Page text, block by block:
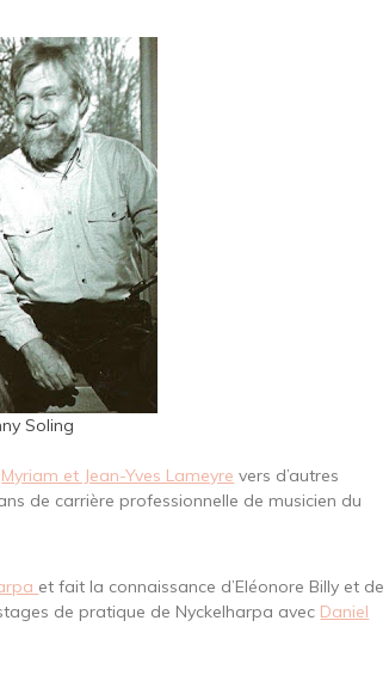
Soling
Myriam et Jean-Yves Lameyre vers d’autres
de carrière professionnelle de musicien du
et fait la connaissance d’Eléonore Billy et de
de pratique de Nyckelharpa avec Daniel